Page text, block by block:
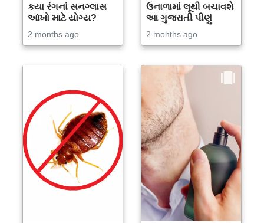
કયા રંગનાં સનગ્લાસ
આંખો માટે યોગ્ય?
2 months ago
ઉનાળામાં લૂથી બચાવશે
આ ગુજરાતી પીણું
2 months ago